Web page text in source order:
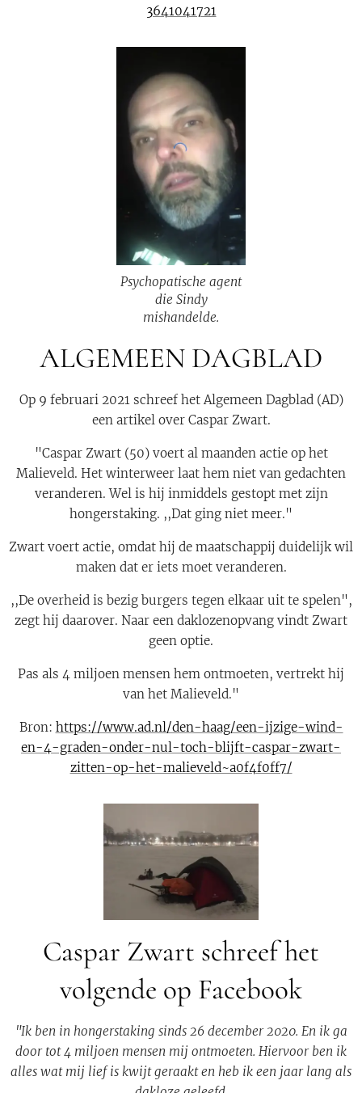
3641041721
Psychopatische agent
die Sindy
mishandelde.
ALGEMEEN DAGBLAD
Op 9 februari 2021 schreef het Algemeen Dagblad (AD)
een artikel over Caspar Zwart.
"Caspar Zwart (50) voert al maanden actie op het
Malieveld. Het winterweer laat hem niet van gedachten
veranderen. Wel is hij inmiddels gestopt met zijn
hongerstaking. ,,Dat ging niet meer."
Zwart voert actie, omdat hij de maatschappij duidelijk wil
maken dat er iets moet veranderen.
,,De overheid is bezig burgers tegen elkaar uit te spelen",
zegt hij daarover. Naar een daklozenopvang vindt Zwart
geen optie.
Pas als 4 miljoen mensen hem ontmoeten, vertrekt hij
van het Malieveld."
Bron: https://www.ad.nl/den-haag/een-ijzige-wind-
en-4-graden-onder-nul-toch-blijft-caspar-zwart-
zitten-op-het-malieveld~a0f4f0ff7/
Caspar Zwart schreef het
volgende op Facebook
"Ik ben in hongerstaking sinds 26 december 2020. En ik ga
door tot 4 miljoen mensen mij ontmoeten. Hiervoor ben ik
alles wat mij lief is kwijt geraakt en heb ik een jaar lang als